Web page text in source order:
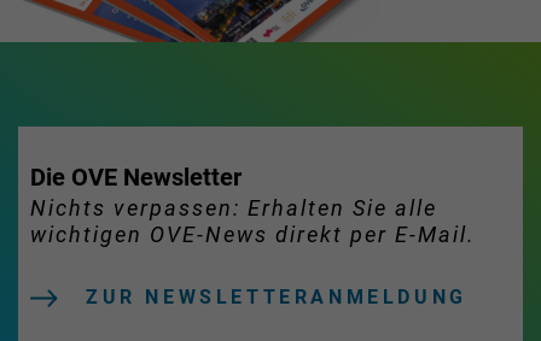
Die OVE Newsletter
Nichts verpassen: Erhalten Sie alle
wichtigen OVE-News direkt per E-Mail.
ZUR NEWSLETTERANMELDUNG